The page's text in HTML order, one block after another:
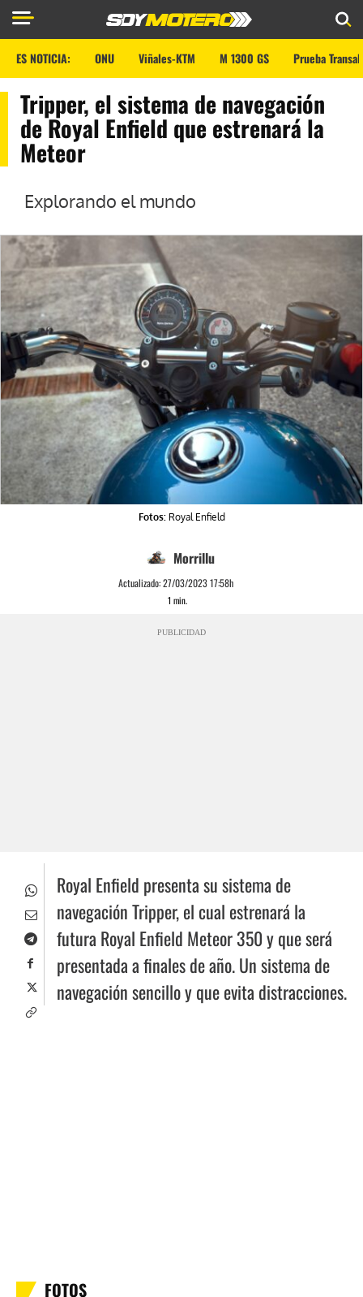
ES NOTICIA: ONU Viñales-KTM M 1300 GS Prueba
Tripper, el sistema de navegación
de Royal Enfield que estrenará la
Meteor
Explorando el mundo
Fotos:Royal Enfield
Morrillu
Actualizado:27/03/2023 17:58h
1 min.
PUBLICIDAD
Royal Enfield presenta su sistema de
navegación Tripper, el cual estrenará la
futura Royal Enfield Meteor 350 y que será
presentada a finales de año. Un sistema de
navegación sencillo y que evita distracciones.
FOTOS